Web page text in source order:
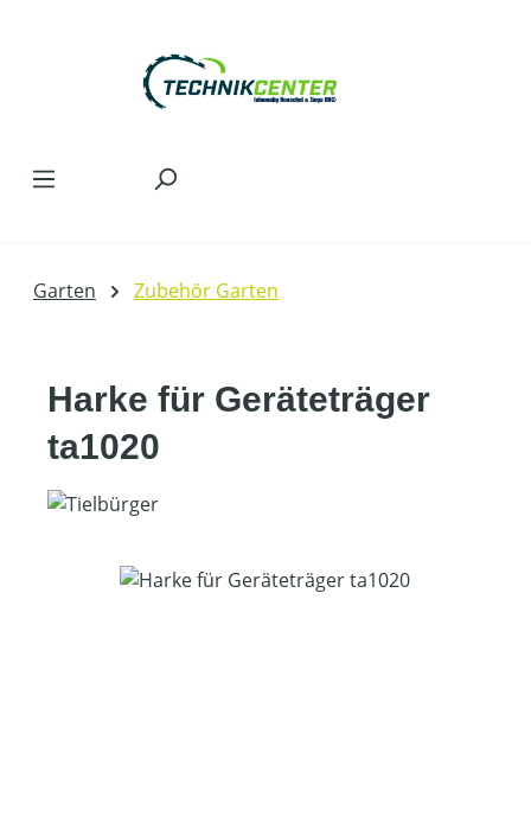
Garten Zubehör Garten
Harke für Geräteträger
ta1020
Bildergalerie überspringen